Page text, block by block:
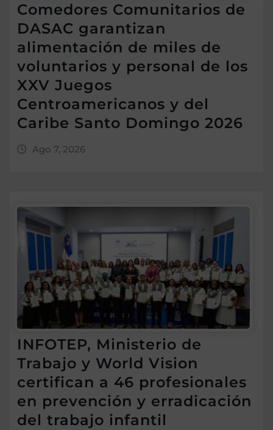
Comedores Comunitarios de
DASAC garantizan
alimentación de miles de
voluntarios y personal de los
XXV Juegos
Centroamericanos y del
Caribe Santo Domingo 2026
Ago 7, 2026
INFOTEP, Ministerio de
Trabajo y World Vision
certifican a 46 profesionales
en prevención y erradicación
del trabajo infantil